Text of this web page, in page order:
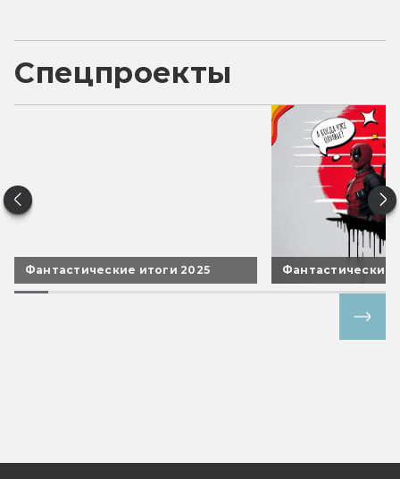
Спецпроекты
Фантастические итоги 2025 Фантастические